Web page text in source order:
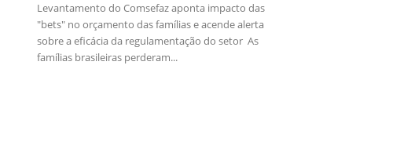
Levantamento do Comsefaz aponta impacto das
"bets" no orçamento das famílias e acende alerta
sobre a eficácia da regulamentação do setor As
famílias brasileiras perderam...